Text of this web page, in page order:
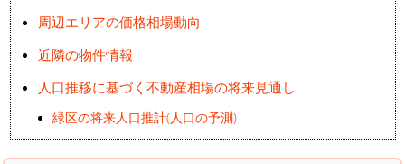
周辺エリアの価格相場動向
近隣の物件情報
人口推移に基づく不動産相場の将来見通し
緑区の将来人口推計(人口の予測)